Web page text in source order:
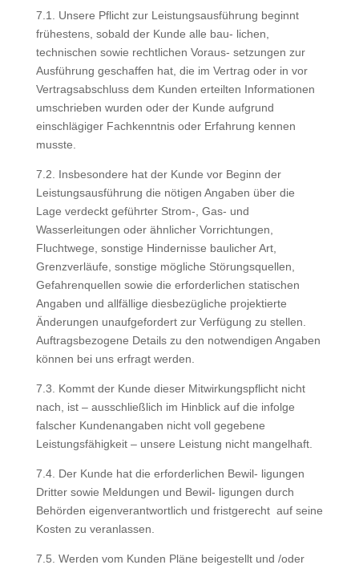
7.1. Unsere Pflicht zur Leistungsausführung beginnt
frühestens, sobald der Kunde alle bau- lichen,
technischen sowie rechtlichen Voraus- setzungen zur
Ausführung geschaffen hat, die im Vertrag oder in vor
Vertragsabschluss dem Kunden erteilten Informationen
umschrieben wurden oder der Kunde aufgrund
einschlägiger Fachkenntnis oder Erfahrung kennen
musste.
7.2. Insbesondere hat der Kunde vor Beginn der
Leistungsausführung die nötigen Angaben über die
Lage verdeckt geführter Strom-, Gas- und
Wasserleitungen oder ähnlicher Vorrichtungen,
Fluchtwege, sonstige Hindernisse baulicher Art,
Grenzverläufe, sonstige mögliche Störungsquellen,
Gefahrenquellen sowie die erforderlichen statischen
Angaben und allfällige diesbezügliche projektierte
Änderungen unaufgefordert zur Verfügung zu stellen.
Auftragsbezogene Details zu den notwendigen Angaben
können bei uns erfragt werden.
7.3. Kommt der Kunde dieser Mitwirkungspflicht nicht
nach, ist – ausschließlich im Hinblick auf die infolge
falscher Kundenangaben nicht voll gegebene
Leistungsfähigkeit – unsere Leistung nicht mangelhaft.
7.4. Der Kunde hat die erforderlichen Bewil- ligungen
Dritter sowie Meldungen und Bewil- ligungen durch
Behörden eigenverantwortlich und fristgerecht auf seine
Kosten zu veranlassen.
7.5. Werden vom Kunden Pläne beigestellt und /oder